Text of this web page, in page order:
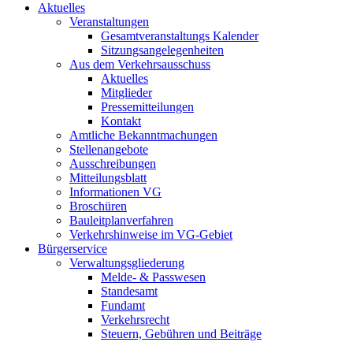
Aktuelles
Veranstaltungen
Gesamtveranstaltungs Kalender
Sitzungsangelegenheiten
Aus dem Verkehrsausschuss
Aktuelles
Mitglieder
Pressemitteilungen
Kontakt
Amtliche Bekanntmachungen
Stellenangebote
Ausschreibungen
Mitteilungsblatt
Informationen VG
Broschüren
Bauleitplanverfahren
Verkehrshinweise im VG-Gebiet
Bürgerservice
Verwaltungsgliederung
Melde- & Passwesen
Standesamt
Fundamt
Verkehrsrecht
Steuern, Gebühren und Beiträge